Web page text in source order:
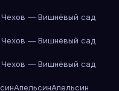
Чехов — Вишнёвый сад
Чехов — Вишнёвый сад
Чехов — Вишнёвый сад
АпельсинАпельсин